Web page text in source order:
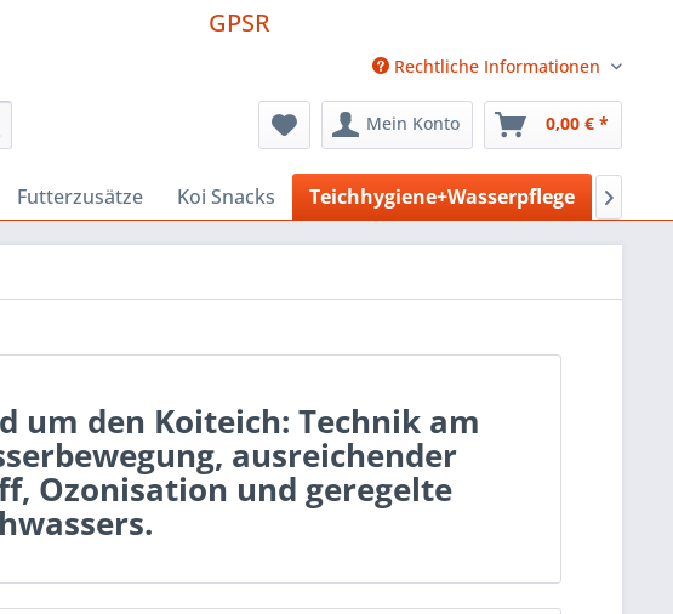
GPSR
Rechtliche Informationen
Mein Konto 0,00 € *
Futterzusätze Koi Snacks Teichhygiene+Wasserpflege Pool +

um den Koiteich: Technik am
ausreichender
Ozonisation und geregelte